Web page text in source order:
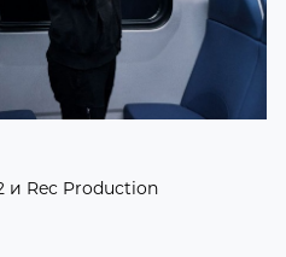
и Rec Production